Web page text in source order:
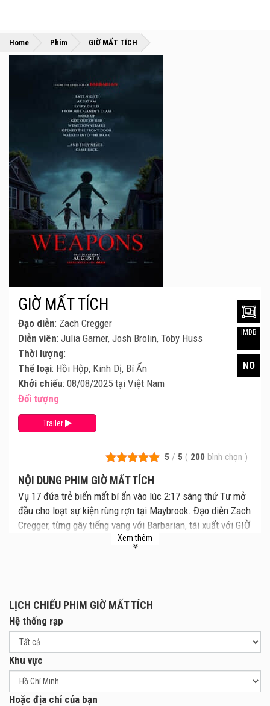
Home »
Phim »
GIỜ MẤT TÍCH
5 / 5 ( 200 bình chọn )
NỘI DUNG PHIM GIỜ MẤT TÍCH
Vụ 17 đứa trẻ biến mất bí ẩn vào lúc 2:17 sáng thứ Tư mở
đầu cho loạt sự kiện rùng rợn tại Maybrook. Đạo diễn Zach
Cregger, từng gây tiếng vang với Barbarian, tái xuất với GIỜ
MẤT TÍCH, ra mắt tháng 8 này.
Xem thêm
GIỜ MẤT TÍCH
Đạo diễn: Zach Cregger
Diễn viên: Julia Garner, Josh Brolin, Toby Huss
Thời lượng:
Thể loại: Hồi Hộp, Kinh Dị, Bí Ẩn
Khởi chiếu: 08/08/2025 tại Việt Nam
Đối tượng:
Trailer
IMDB
NO
LỊCH CHIẾU PHIM GIỜ MẤT TÍCH
Hệ thống rạp
Khu vực
Hoặc địa chỉ của bạn